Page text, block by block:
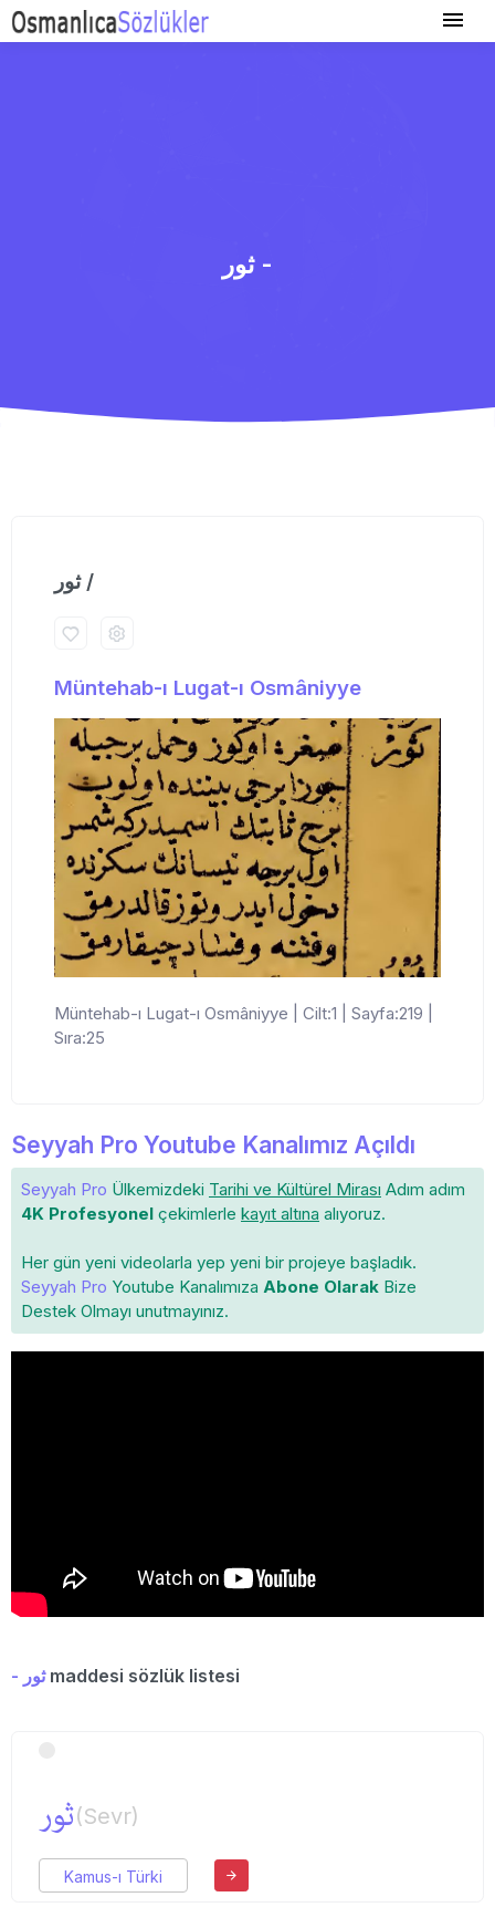
ثور -
ثور /
Müntehab-ı Lugat-ı Osmâniyye
Müntehab-ı Lugat-ı Osmâniyye | Cilt:1 | Sayfa:219 |
Sıra:25
Seyyah Pro Youtube Kanalımız Açıldı
Seyyah Pro Ülkemizdeki Tarihi ve Kültürel Mirası Adım adım
4K Profesyonel çekimlerle kayıt altına alıyoruz.
Her gün yeni videolarla yep yeni bir projeye başladık.
Seyyah Pro Youtube Kanalımıza Abone Olarak Bize
Destek Olmayı unutmayınız.
- ثورmaddesi sözlük listesi
ثور(Sevr)
Kamus-ı Türki